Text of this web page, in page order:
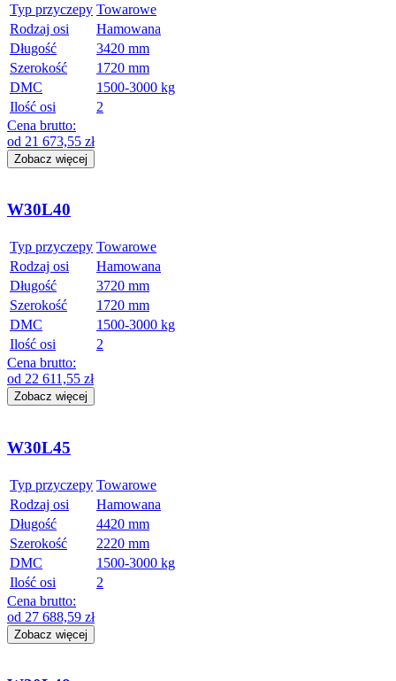
Typ przyczepy Towarowe
Rodzaj osi
Hamowana
Długość
3420 mm
Szerokość
1720 mm
DMC
1500-3000 kg
Ilość osi
2
Cena brutto:
od 21 673,55 zł
Zobacz więcej
W30L40
Typ przyczepy Towarowe
Rodzaj osi
Hamowana
Długość
3720 mm
Szerokość
1720 mm
DMC
1500-3000 kg
Ilość osi
2
Cena brutto:
od 22 611,55 zł
Zobacz więcej
W30L45
Typ przyczepy Towarowe
Rodzaj osi
Hamowana
Długość
4420 mm
Szerokość
2220 mm
DMC
1500-3000 kg
Ilość osi
2
Cena brutto:
od 27 688,59 zł
Zobacz więcej